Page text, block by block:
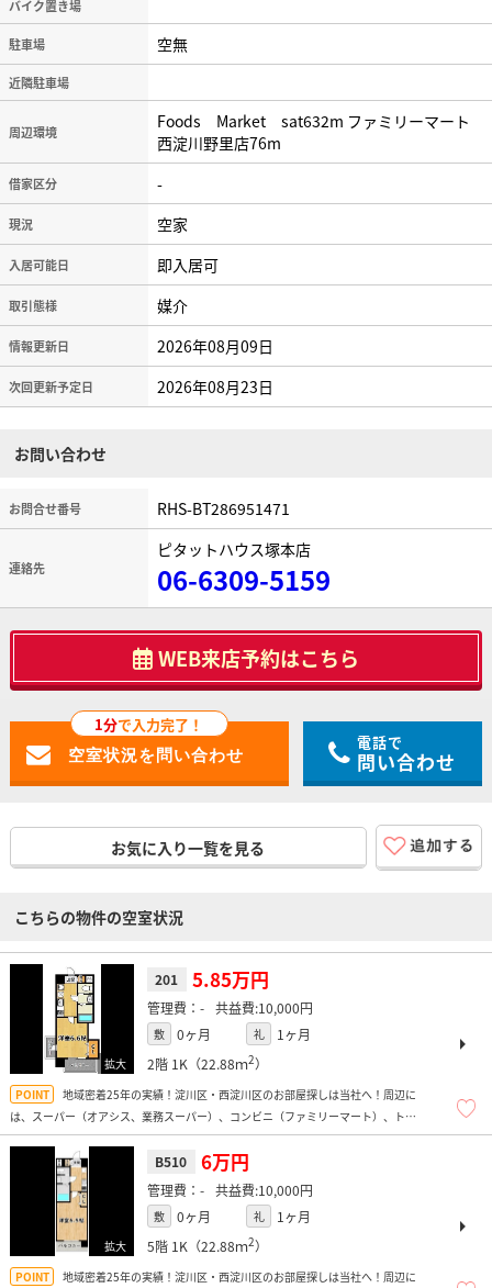
バイク置き場
駐車場 空無
近隣駐車場
周辺環境
Foods Market sat632m ファミリーマート
西淀川野里店76m
借家区分 -
現況 空家
入居可能日 即入居可
取引態様 媒介
情報更新日 2026年08月09日
次回更新予定日 2026年08月23日
お問い合わせ
お問合せ番号 RHS-BT286951471
連絡先
ピタットハウス塚本店
06-6309-5159
WEB来店予約はこちら
1分で入力完了！
電話で
問い合わせ
お気に入り一覧を見る
こちらの物件の空室状況
201 5.85万円
- 10,000円
敷 0ヶ月 礼
1ヶ月
2階 1K（22.88ｍ2）
地域密着25年の実績！淀川区・西淀川区のお部屋探しは当社へ！周辺に
は、スーパー（オアシス、業務スーパー）、コンビニ（ファミリーマート）、トレ
ーニングジム（ANYTIME）、100円均一（ダイソー、FLET）、ピザハット、ほか弁
などがあり便利ですよ！
B510 6万円
- 10,000円
敷 0ヶ月 礼
1ヶ月
5階 1K（22.88ｍ2）
地域密着25年の実績！淀川区・西淀川区のお部屋探しは当社へ！周辺に